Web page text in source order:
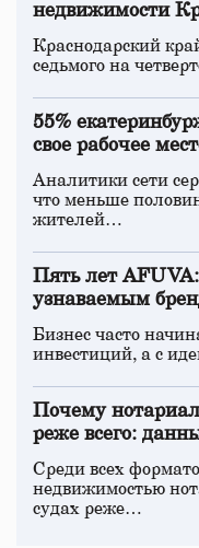
недвижимости
Краснодарский
седьмого на
55%
свое рабочее
Аналитики сети
что меньше
жителей…
Пять лет
узнаваемым
Бизнес часто
инвестиций, а с
Почему
реже всего:
Среди всех
недвижимостью
судах реже…